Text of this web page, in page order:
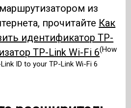
из
прочитайте Как
идентификатор TP-
TP-Link Wi-Fi 6(How
ID to your TP-Link Wi-Fi 6